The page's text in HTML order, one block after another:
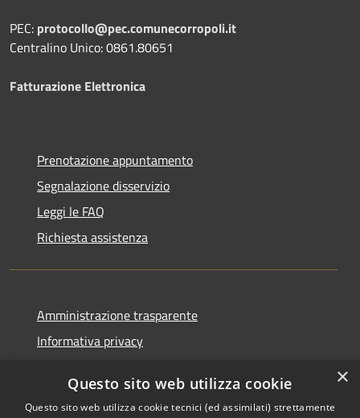
PEC: protocollo@pec.comunecorropoli.it
Centralino Unico: 0861.80651
Fatturazione Elettronica
Prenotazione appuntamento
Segnalazione disservizio
Leggi le FAQ
Richiesta assistenza
Amministrazione trasparente
Informativa privacy
Dichiarazione di accessibilità
×
Questo sito web utilizza cookie
Questo sito web utilizza cookie tecnici (ed assimilati) strettamente